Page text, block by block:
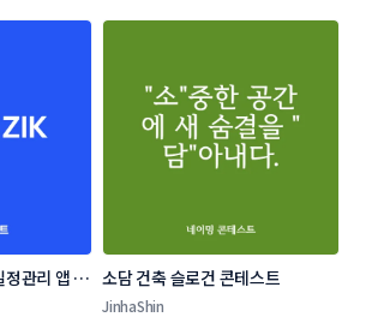
정관리 앱 네 소담 건축 슬로건 콘테스트
JinhaShin